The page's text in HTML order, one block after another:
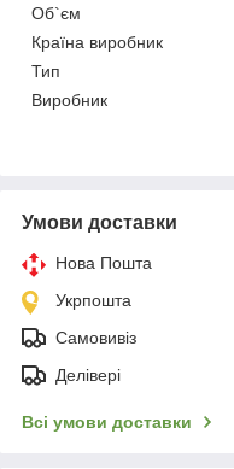
Об`єм
Країна виробник
Тип
Виробник
Умови доставки
Нова Пошта
Укрпошта
Самовивіз
Делівері
Всі умови доставки